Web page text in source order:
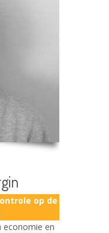
op de
economie en